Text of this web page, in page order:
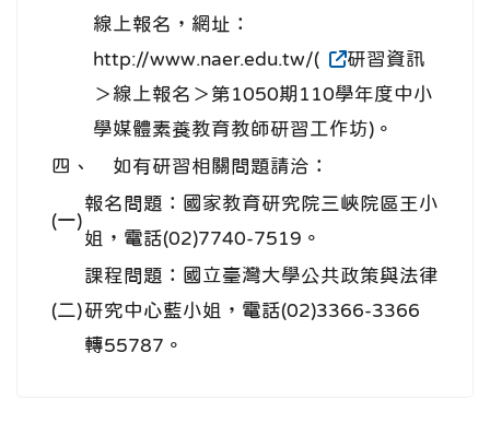
線上報名，網址：
http://www.naer.edu.tw/(
研習資訊
＞線上報名＞第1050期110學年度中小
學媒體素養教育教師研習工作坊)。
四、
如有研習相關問題請洽：
(一)
報名問題：國家教育研究院三峽院區王小
姐，電話(02)7740-7519。
(二)
課程問題：國立臺灣大學公共政策與法律
研究中心藍小姐，電話(02)3366-3366
轉55787。